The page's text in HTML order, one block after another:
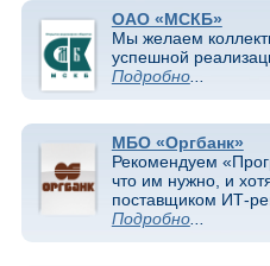
ОАО «МСКБ»
Мы желаем
успешной
Подробно...
МБО «Оргбанк»
Рекомендуем
что им нужно, и
поставщиком ИТ-
Подробно...